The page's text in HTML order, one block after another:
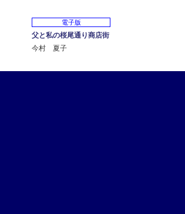
電子版
父と私の桜尾通り商店街
今村 夏子